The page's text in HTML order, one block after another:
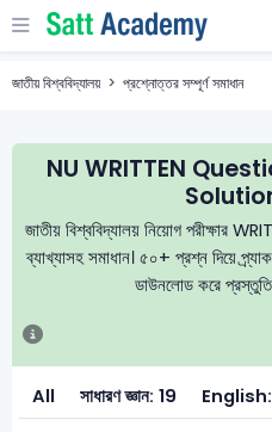
জাতীয় বিশ্ববিদ্যালয় প্রশ্নোত্তর সম্পূর্ণ সমাধান
NU WRITTEN
জাতীয় বিশ্ববিদ্যালয় নিয়োগ পরীক্ষার
ব্যাখ্যাসহ সমাধান। ৫০+ প্রশ্ন দিয়ে
ডাউনলোড করে
All সাধারণ জ্ঞান: 19 English: